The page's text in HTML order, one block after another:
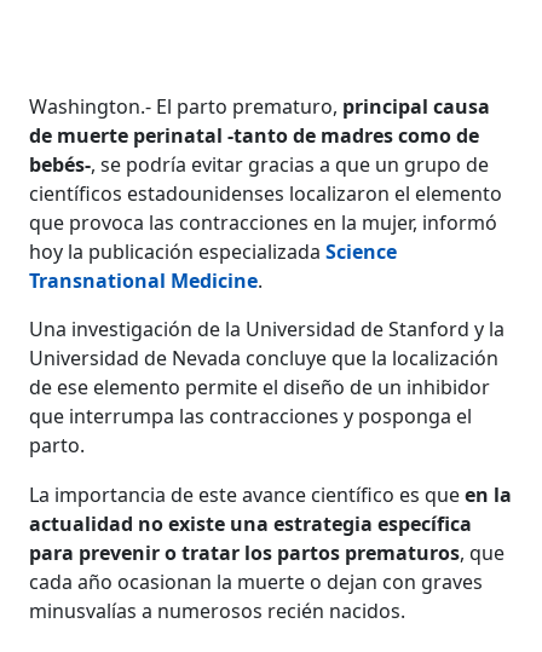
Washington.- El parto prematuro, principal causa
de muerte perinatal -tanto de madres como de
bebés-, se podría evitar gracias a que un grupo de
científicos estadounidenses localizaron el elemento
que provoca las contracciones en la mujer, informó
hoy la publicación especializadaScience
Transnational Medicine.
Una investigación de la Universidad de Stanford y la
Universidad de Nevada concluye que la localización
de ese elemento permite el diseño de un inhibidor
que interrumpa las contracciones y posponga el
parto.
La importancia de este avance científico es queen la
actualidad no existe una estrategia específica
para prevenir o tratar los partos prematuros, que
cada año ocasionan la muerte o dejan con graves
minusvalías a numerosos recién nacidos.